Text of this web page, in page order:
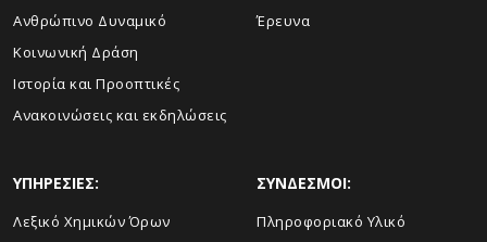
Ανθρώπινο Δυναμικό
Κοινωνική Δράση
Ιστορία και Προοπτικές
Ανακοινώσεις και εκδηλώσεις
Έρευνα
ΥΠΗΡΕΣΙΕΣ:
Λεξικό Χημικών Όρων
ΣΥΝΔΕΣΜΟΙ:
Πληροφοριακό Υλικό